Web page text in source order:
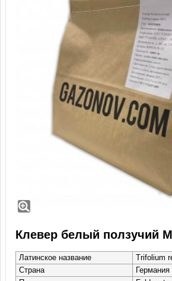
Клевер белый ползучий
Латинское название
Trifolium
Страна
Германия